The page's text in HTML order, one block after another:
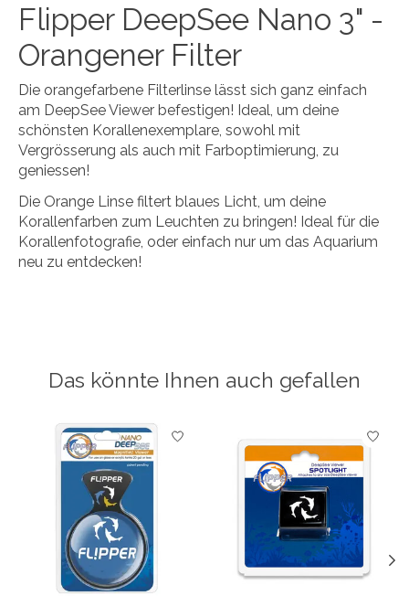
Flipper DeepSee Nano 3" -
Orangener Filter
Die orangefarbene Filterlinse lässt sich ganz einfach
am DeepSee Viewer befestigen! Ideal, um deine
schönsten Korallenexemplare, sowohl mit
Vergrösserung als auch mit Farboptimierung, zu
geniessen!
Die Orange Linse filtert blaues Licht, um deine
Korallenfarben zum Leuchten zu bringen! Ideal für die
Korallenfotografie, oder einfach nur um das Aquarium
neu zu entdecken!
Das könnte Ihnen auch gefallen
Produkt-Karussell-Artikel